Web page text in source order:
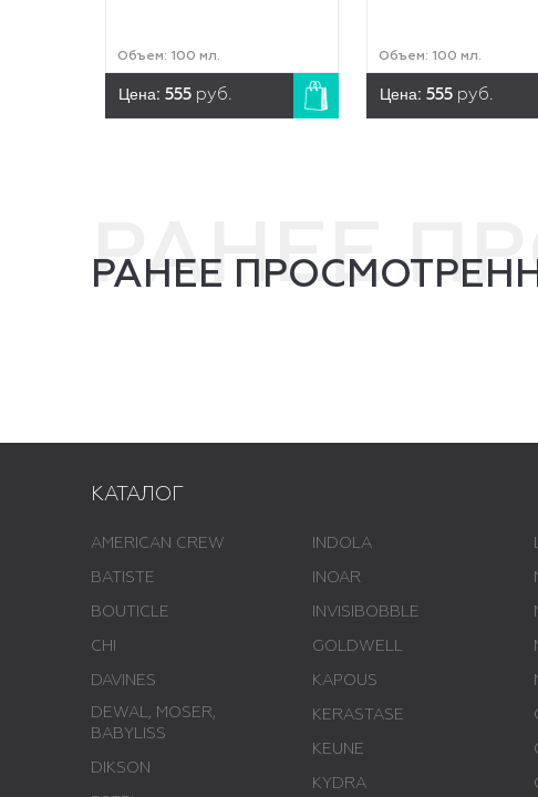
Объем: 100 мл.
Цена: 555 руб.
Объем: 100 мл.
Цена: 555 руб.
РАНЕЕ
РАНЕЕ
КАТАЛОГ
AMERICAN CREW
BATISTE
BOUTICLE
CHI
DAVINES
DEWAL, MOSER,
BABYLISS
DIKSON
INDOLA
INOAR
INVISIBOBBLE
GOLDWELL
KAPOUS
KERASTASE
KEUNE
KYDRA